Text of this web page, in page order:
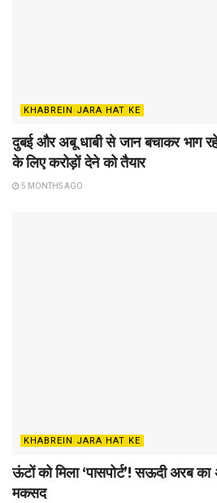
KHABREIN JARA HAT KE
दुबई और अबू धाबी से जान बचाकर भाग
के लिए करोड़ों देने को तैयार
5 MONTHS AGO
KHABREIN JARA HAT KE
ऊंटों को मिला ‘पासपोर्ट’! सऊदी अरब
मकसद